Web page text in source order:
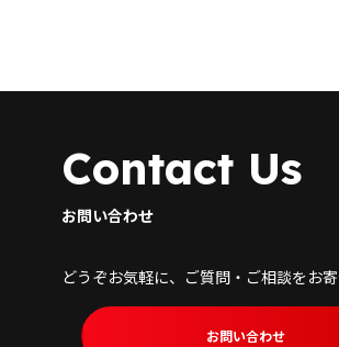
Contact Us
お問い合わせ
どうぞお気軽に、ご質問・ご相談をお寄
お問い合わせ